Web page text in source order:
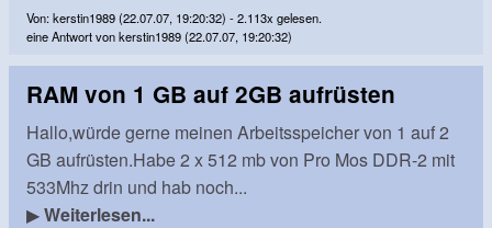
Von: kerstin1989 (22.07.07, 19:20:32) - 2.113x gelesen.
eine Antwort von kerstin1989 (22.07.07, 19:20:32)
RAM von 1 GB auf 2GB aufrüsten
Hallo,würde gerne meinen Arbeitsspeicher von 1 auf 2
GB aufrüsten.Habe 2 x 512 mb von Pro Mos DDR-2 mit
533Mhz drin und hab noch...
▶Weiterlesen...